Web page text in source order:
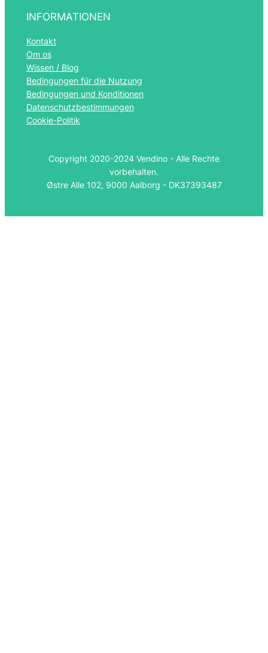
INFORMATIONEN
Kontakt
Om os
Wissen / Blog
Bedingungen für die Nutzung
Bedingungen und Konditionen
Datenschutzbestimmungen
Cookie-Politik
Copyright 2020-2024 Vendino - Alle Rechte
vorbehalten.
Østre Alle 102, 9000 Aalborg - DK37393487